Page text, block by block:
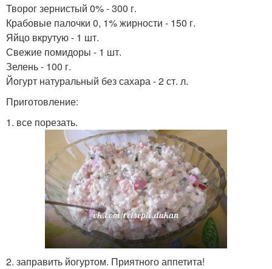
Творог зернистый 0% - 300 г.
Крабовые палочки 0, 1% жирности - 150 г.
Яйцо вкрутую - 1 шт.
Свежие помидоры - 1 шт.
Зелень - 100 г.
Йогурт натуральный без сахара - 2 ст. л.
Приготовление:
1. все порезать.
2. заправить йогуртом. Приятного аппетита!